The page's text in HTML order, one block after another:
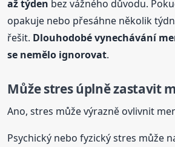
až týden bez vážného důvodu.
opakuje nebo přesáhne několik
řešit. Dlouhodobé vynechávání
se nemělo ignorovat.
Může stres úplně zastavit
Ano, stres může výrazně ovlivnit
Psychický nebo fyzický stres může